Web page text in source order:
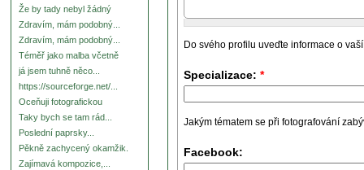
Že by tady nebyl žádný
Zdravím, mám podobný...
Zdravím, mám podobný...
Téměř jako malba včetně
já jsem tuhně něco...
https://sourceforge.net/...
Oceňuji fotografickou
Taky bych se tam rád...
Poslední paprsky...
Pěkně zachycený okamžik.
Zajímavá kompozice,...
Do svého profilu uveďte informace o
Specializace: *
Jakým tématem se při fotografování
Facebook: